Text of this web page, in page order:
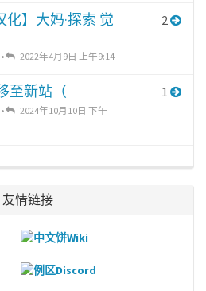
化】大妈·探索 觉
• 2022年4月9日 上午9:14
2
至新站（
•
2024年10月10日 下午
1
友情链接